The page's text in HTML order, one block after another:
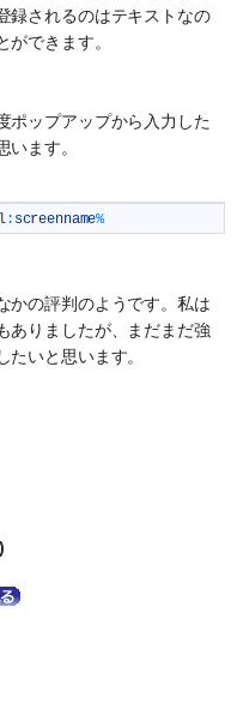
録されるのはテキストなの
できます。
ポップアップから入力した
ます。
: screenname%
かの評判のようです。私は
ありましたが、まだまだ強
いと思います。